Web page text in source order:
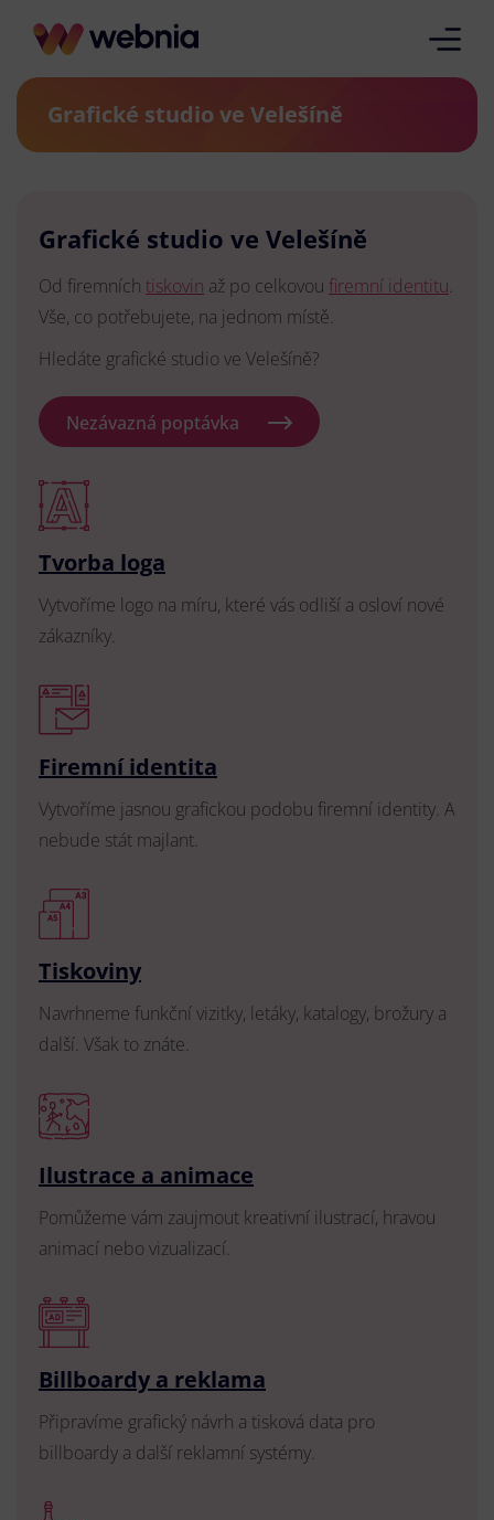
Grafické studio ve Velešíně
Grafické studio ve Velešíně
Od firemních tiskovin až po celkovou firemní identitu.
Vše, co potřebujete, na jednom místě.
Hledáte grafické studio ve Velešíně?
Nezávazná poptávka
Tvorba loga
Vytvoříme logo na míru, které vás odliší a osloví nové
zákazníky.
Firemní identita
Vytvoříme jasnou grafickou podobu firemní identity. A
nebude stát majlant.
Tiskoviny
Navrhneme funkční vizitky, letáky, katalogy, brožury a
další. Však to znáte.
Ilustrace a animace
Pomůžeme vám zaujmout kreativní ilustrací, hravou
animací nebo vizualizací.
Billboardy a reklama
Připravíme grafický návrh a tisková data pro
billboardy a další reklamní systémy.